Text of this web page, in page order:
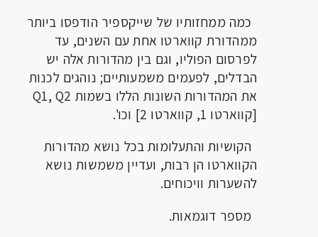
כמה ממחזותיו של שייקספיר הודפסו ביותר
ממהדורת קווארטו אחת עם השנים, עד
לפרסום הפוליו, וגם בין מהדורות אלה יש
הבדלים, לפעמים משמעותיים; נוהגים לכנות
את המהדורות השונות הללו בשמות Q1, Q2
[קווארטו 1, קווארטו 2] וכו'.
הקושיות והתעלומות בכל נושא מהדורות
הקווארטו הן רבות, ועדיין משמשות נושא
להשערות וויכוחים.
מספר דוגמאות.